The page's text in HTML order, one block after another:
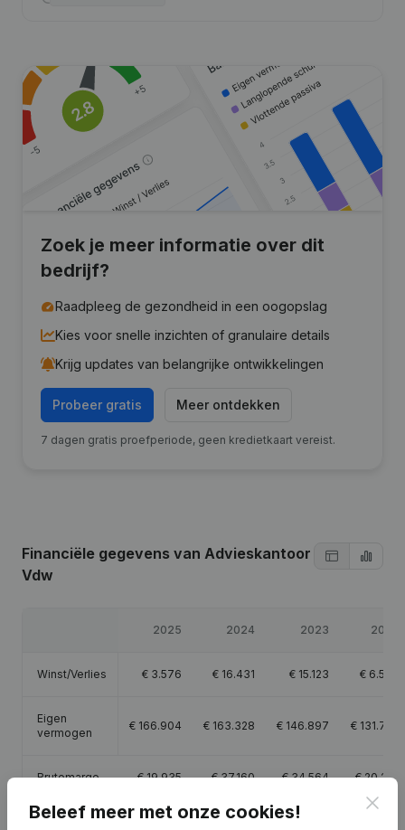
Zoek je meer informatie over dit
bedrijf?
Raadpleeg de gezondheid in een oogopslag
Kies voor snelle inzichten of granulaire details
Krijg updates van belangrijke ontwikkelingen
Probeer gratis Meer ontdekken
7 dagen gratis proefperiode, geen kredietkaart vereist.
Financiële gegevens van Advieskantoor
Vdw
2025 2024 2023 2022
Winst/Verlies € 3.576 € 16.431 € 15.123 € 6.593
Eigen
vermogen
€ 166.904 € 163.328 € 146.897 € 131.774
Brutomarge €19.935 €37.160 €34.564 €20.225
Beleef meer met onze cookies!